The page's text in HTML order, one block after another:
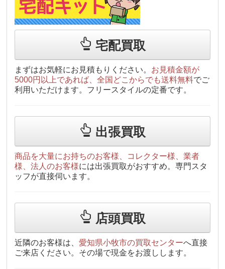
宅配買取
まずはお気軽にお見積もりください。 お見積金額が
5000円以上であれば、全国どこからでも送料無料でご
利用いただけます。フリースタイルの定番です。
出張買取
商品を大量にお持ちのお客様、コレクター様、業者
様、法人のお客様には出張買取がおすすめ。専門スタ
ッフが直接伺います。
店頭買取
近隣のお客様は、愛知県小牧市の買取センターへ直接
ご来店ください。その場で現金をお渡しします。